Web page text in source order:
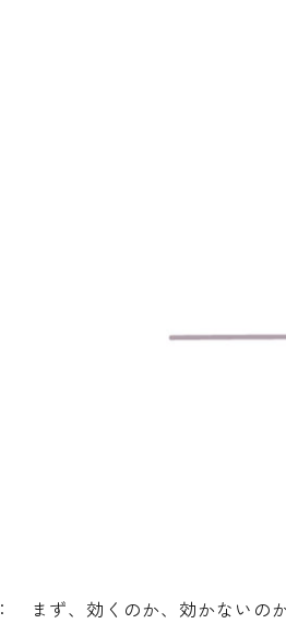
： まず、効くのか、効かないの